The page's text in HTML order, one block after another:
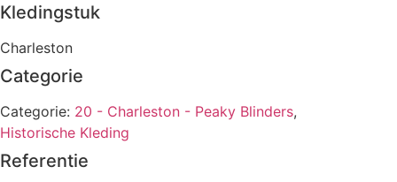
Kledingstuk
Charleston
Categorie
Categorie: 20 - Charleston - Peaky Blinders,
Historische Kleding
Referentie